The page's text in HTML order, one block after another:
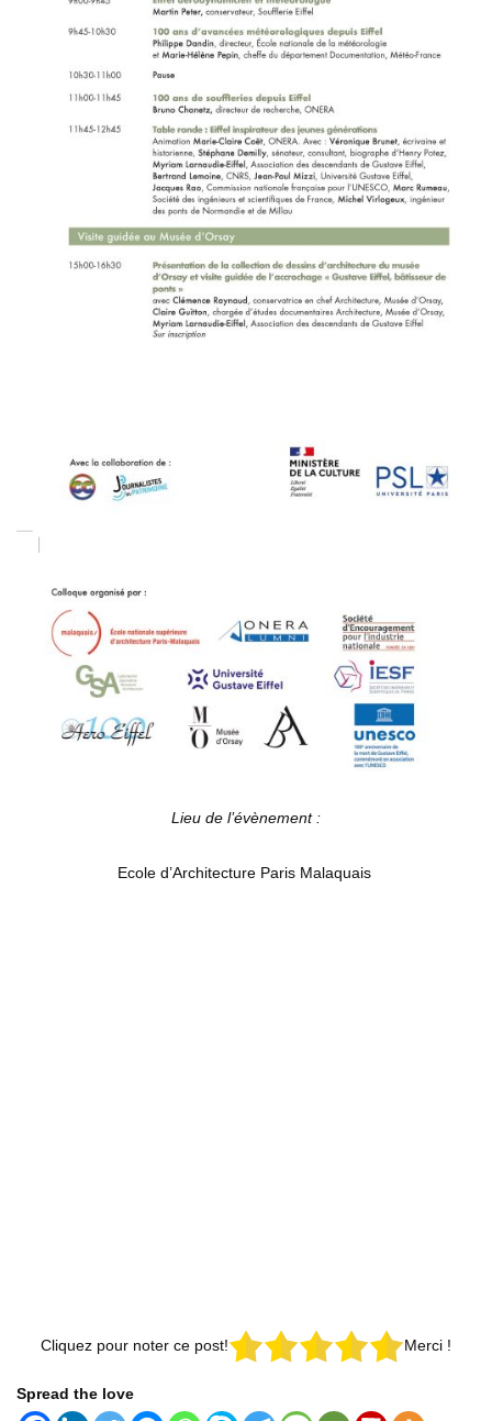
Lieu de l’évènement :
Ecole d’Architecture Paris Malaquais
Cliquez pour noter ce post! Merci !
Spread the love